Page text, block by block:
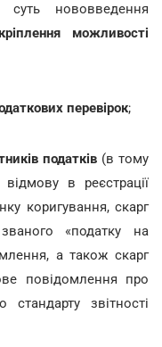
суть нововведення
можливості
перевірок;
податків (в тому
в реєстрації
коригування, скарг
званого «податку на
а також скарг
повідомлення про
звітності